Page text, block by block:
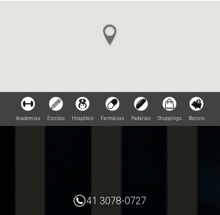
Academias Escolas Hospitais Farmácias Padarias Shoppings Bancos
41 3078-0727